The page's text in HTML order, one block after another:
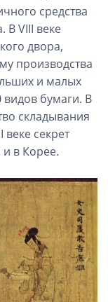
средства
В VIII веке
двора,
производства
и малых
видов бумаги. В
складывания
секрет
и в Корее.